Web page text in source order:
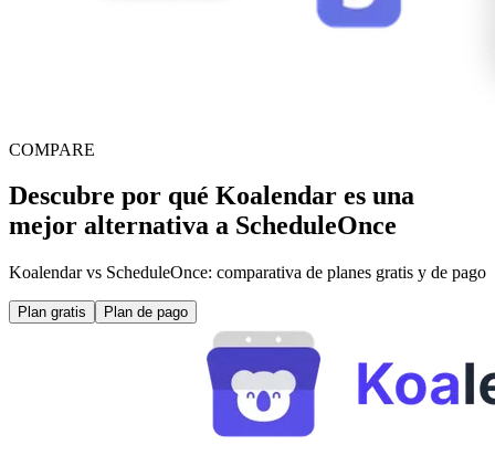
COMPARE
Descubre por qué Koalendar es una
mejor alternativa a ScheduleOnce
Koalendar vs ScheduleOnce: comparativa de planes gratis y de pago
Plan gratis Plan de pago